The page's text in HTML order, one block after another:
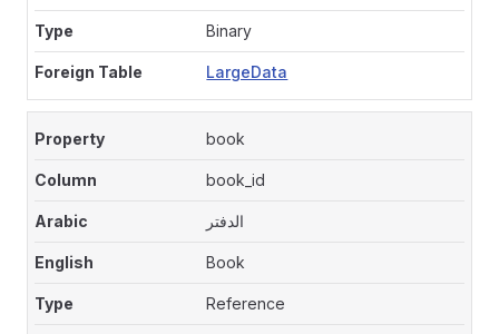
Binary
LargeData
book
book_id
الدفتر
Book
Reference